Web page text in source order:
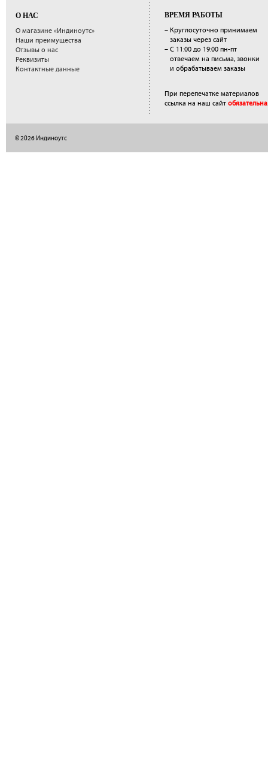
О НАС
О магазине «Индиноутс»
Наши преимущества
Отзывы о нас
Реквизиты
Контактные данные
ВРЕМЯ РАБОТЫ
– Круглосуточно принимаем
заказы через сайт
– С 11:00 до 19:00 пн-пт
отвечаем на письма, звонки
и обрабатываем заказы
При перепечатке материалов
ссылка на наш сайт обязательна.
© 2026 Индиноутс